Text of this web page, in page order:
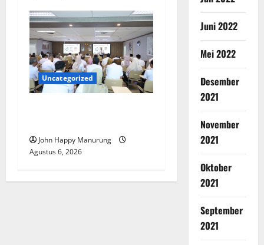
Uncategorized
John Happy Manurung
Agustus 6, 2026
Juni 2022
Mei 2022
Desember
2021
November
2021
Oktober
2021
September
2021